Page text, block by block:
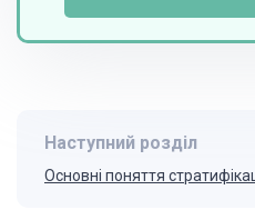
Наступний розділ
Основні поняття